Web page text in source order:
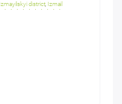
Izmayilskyi district, Izmail